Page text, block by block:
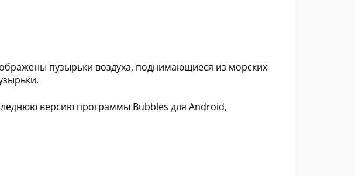
пузырьки воздуха, поднимающиеся из морских
версию программы Bubbles для Android,